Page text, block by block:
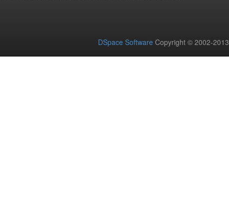
DSpace Software Copyright © 2002-2013